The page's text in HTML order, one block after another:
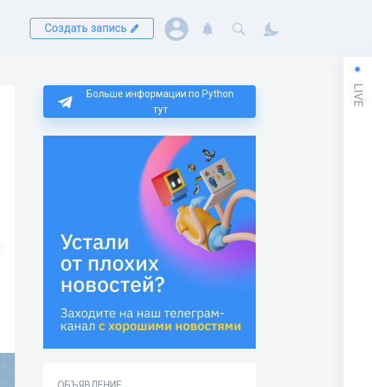
Создать запись
Больше информации по Python
тут
LIVE